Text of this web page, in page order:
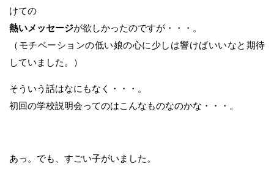
けての
熱いメッセージが欲しかったのですが・・・。
（モチベーションの低い娘の心に少しは響けばいいなと期待
していました。）
そういう話はなにもなく・・・。
初回の学校説明会ってのはこんなものなのかな・・・。
あっ。でも、すごい子がいました。